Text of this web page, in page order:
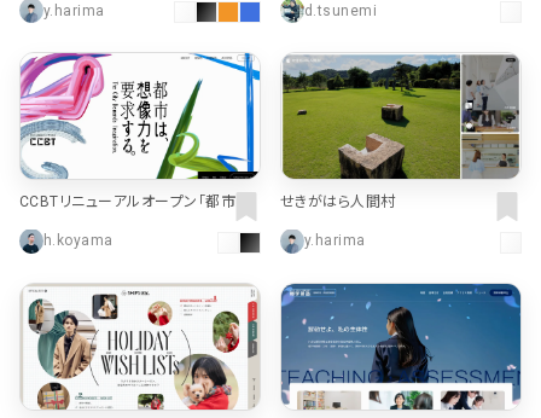
y.harima
d.tsunemi
CCBTリニューアルオープン「都市は、
h.koyama
せきがはら人間村
y.harima